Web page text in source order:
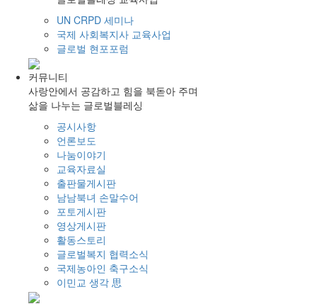
UN CRPD 세미나
국제 사회복지사 교육사업
글로벌 현포포럼
커뮤니티
사랑안에서 공감하고 힘을 북돋아 주며
삶을 나누는 글로벌블레싱
공시사항
언론보도
나눔이야기
교육자료실
출판물게시판
남남북녀 손말수어
포토게시판
영상게시판
활동스토리
글로벌복지 협력소식
국제농아인 축구소식
이민교 생각 思